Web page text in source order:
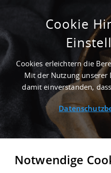
1.985 M²
DER AUTOBAHN A 46
Startseite Immobiliensuche
Cookie
Cookies erleichtern die
Mit der Nutzung unserer
damit einverstanden,
Notwendige